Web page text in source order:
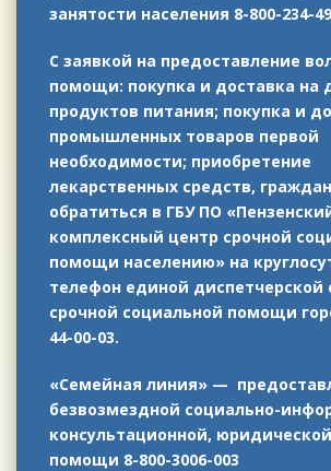
занятости населения 8-800-234-
С заявкой на предоставление
помощи: покупка и доставка на
продуктов питания; покупка и
промышленных товаров первой
необходимости; приобретение
лекарственных средств,
обратиться в ГБУ ПО
комплексный центр срочной
помощи населению» на
телефон единой диспетчерской
срочной социальной помощи
44-00-03.
«Семейная линия» —
безвозмездной социально-
консультационной,
помощи 8-800-3006-003